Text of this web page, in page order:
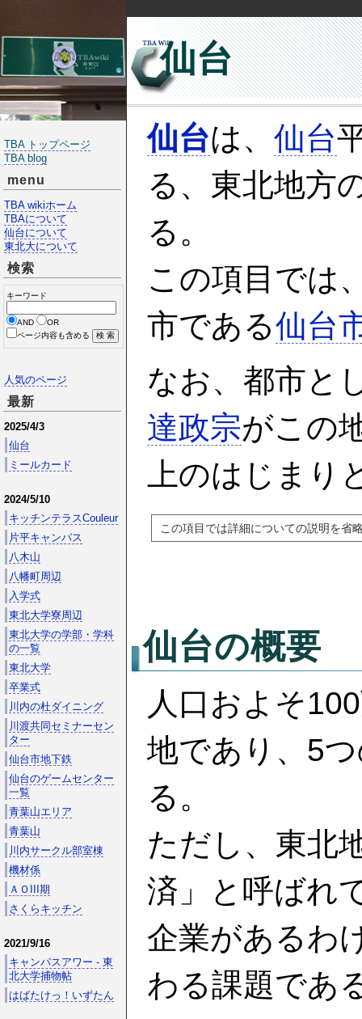
仙台
仙台は、 仙台
る、東北地方
る。
この項目では
市である仙台
なお、都市と
達政宗がこの
上のはじまり
仙台の概要
人口およそ
地であり、5
る。
ただし、東北
済」と呼ばれ
企業があるわ
わる課題であ
TBA トップページ
TBA blog
menu
TBA wikiホーム
TBAについて
仙台について
東北大について
検索
キーワード
AND
OR
ページ内容も含める
人気のページ
最新
2025/4/3
仙台
ミールカード
2024/5/10
キッチンテラスCouleur
片平キャンパス
八木山
八幡町周辺
入学式
東北大学寮周辺
東北大学の学部・学科
の一覧
東北大学
卒業式
川内の杜ダイニング
川渡共同セミナーセン
ター
仙台市地下鉄
仙台のゲームセンター
一覧
青葉山エリア
青葉山
川内サークル部室棟
機材係
ＡＯIII期
さくらキッチン
2021/9/16
キャンパスアワー - 東
北大学捕物帖
はばたけっ！いずたん